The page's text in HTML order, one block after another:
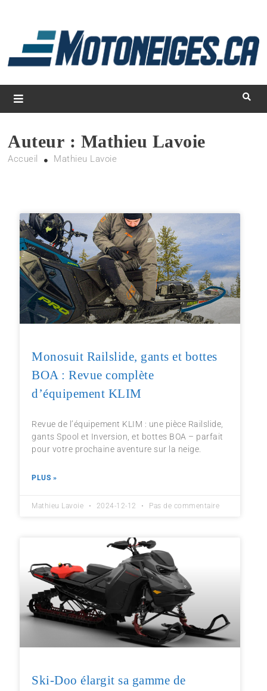
Magazine Motoneiges.ca
Auteur : Mathieu Lavoie
Accueil Mathieu Lavoie
Monosuit Railslide, gants et bottes
BOA : Revue complète
d’équipement KLIM
Revue de l’équipement KLIM : une pièce Railslide,
gants Spool et Inversion, et bottes BOA – parfait
pour votre prochaine aventure sur la neige.
PLUS »
Mathieu Lavoie 2024-12-12 Pas de commentaire
Ski-Doo élargit sa gamme de